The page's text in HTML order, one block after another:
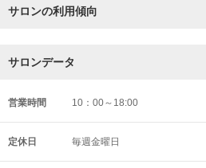
サロンの利用傾向
サロンデータ
営業時間 10：00～18:00
定休日 毎週金曜日